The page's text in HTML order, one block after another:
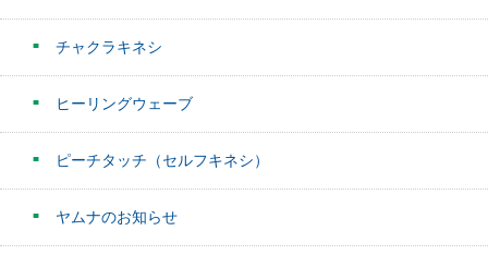
チャクラキネシ
ヒーリングウェーブ
ピーチタッチ（セルフキネシ）
ヤムナのお知らせ